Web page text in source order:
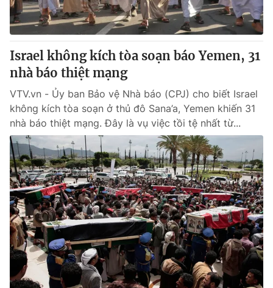
Israel không kích tòa soạn báo Yemen, 31
nhà báo thiệt mạng
VTV.vn - Ủy ban Bảo vệ Nhà báo (CPJ) cho biết Israel
không kích tòa soạn ở thủ đô Sana’a, Yemen khiến 31
nhà báo thiệt mạng. Đây là vụ việc tồi tệ nhất từ...